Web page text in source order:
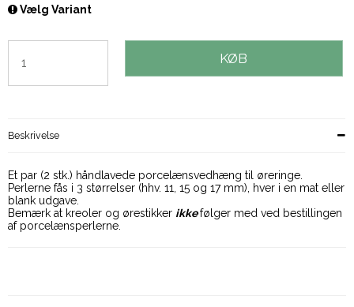
Vælg Variant
KØB
Beskrivelse
Et par (2 stk.) håndlavede porcelænsvedhæng til øreringe.
Perlerne fås i 3 størrelser (hhv. 11, 15 og 17 mm), hver i en mat eller
blank udgave.
Bemærk at kreoler og ørestikker ikkefølger med ved bestillingen
af porcelænsperlerne.